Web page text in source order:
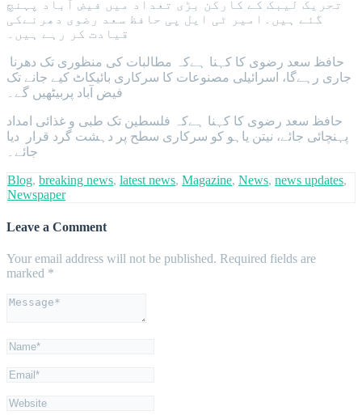
تحریک لیبک کے کارکن بڑی تعداد میں فیض آباد پہنچ
گئے ہیں۔امیر ٹی ایل پی حافظ سعد رضوی دھرنےکی
قیادت کر رہے ہیں۔
جاری رہےگا، اسرائیلی مصنوعات کا سرکاری بائیکاٹ کیے جانے تک
فیض آباد پربیٹھیں گے۔
حافظ سعد رضوی کا کہنا ہےکہ فلسطین تک طبی و غذائی امداد
پہنچائی جائے، نیتن یاہو کو سرکاری سطح پر دہشت گرد قرار دیا
جائے۔
Blog, breaking news, latest news, Magazine, News, news updates,
Newspaper
Leave a Comment
Your email address will not be published. Required fields are
marked *